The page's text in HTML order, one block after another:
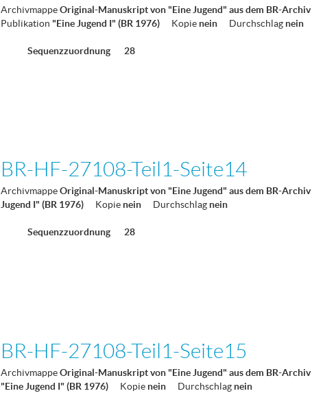
ArchivmappeOriginal-Manuskript von "Eine Jugend" aus dem BR-Archiv
Publikation "Eine Jugend I" (BR 1976) Kopie nein Durchschlag nein
Sequenzzuordnung 28
BR-HF-27108-Teil1-Seite14
ArchivmappeOriginal-Manuskript von "Eine Jugend" aus dem BR-Archiv
Jugend I" (BR 1976)
Kopie nein Durchschlag nein
Sequenzzuordnung 28
BR-HF-27108-Teil1-Seite15
ArchivmappeOriginal-Manuskript von "Eine Jugend" aus dem BR-Archiv
"Eine Jugend I" (BR 1976)
Kopie nein Durchschlag nein